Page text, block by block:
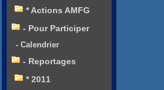
* Actions AMFG
- Pour Participer
- Calendrier
- Reportages
* 2011